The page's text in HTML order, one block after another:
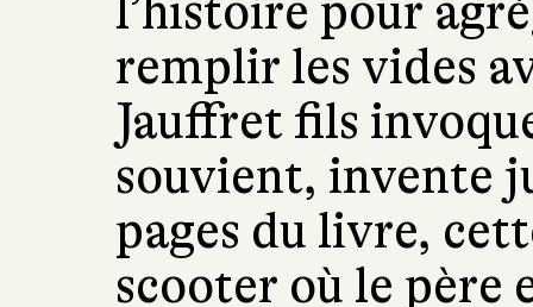
l’histoire pour
remplir les vides
Jauffret fils
souvient, invente
pages du livre,
scooter où le père